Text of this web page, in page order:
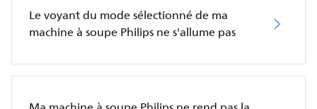
Le voyant du mode sélectionné de ma
machine à soupe Philips ne s'allume pas